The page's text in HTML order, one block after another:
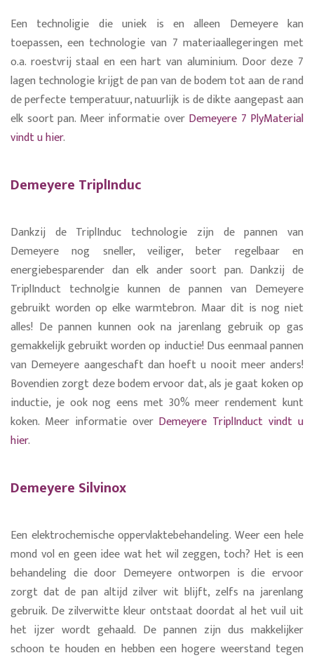
Een technoligie die uniek is en alleen Demeyere kan
toepassen, een technologie van 7 materiaallegeringen met
o.a. roestvrij staal en een hart van aluminium. Door deze 7
lagen technologie krijgt de pan van de bodem tot aan de rand
de perfecte temperatuur, natuurlijk is de dikte aangepast aan
elk soort pan. Meer informatie over Demeyere 7 PlyMaterial
vindt u hier.
Demeyere TriplInduc
Dankzij de TriplInduc technologie zijn de pannen van
Demeyere nog sneller, veiliger, beter regelbaar en
energiebesparender dan elk ander soort pan. Dankzij de
TriplInduct technolgie kunnen de pannen van Demeyere
gebruikt worden op elke warmtebron. Maar dit is nog niet
alles! De pannen kunnen ook na jarenlang gebruik op gas
gemakkelijk gebruikt worden op inductie! Dus eenmaal pannen
van Demeyere aangeschaft dan hoeft u nooit meer anders!
Bovendien zorgt deze bodem ervoor dat, als je gaat koken op
inductie, je ook nog eens met 30% meer rendement kunt
koken. Meer informatie over Demeyere TriplInduct vindt u
hier.
Demeyere Silvinox
Een elektrochemische oppervlaktebehandeling. Weer een hele
mond vol en geen idee wat het wil zeggen, toch? Het is een
behandeling die door Demeyere ontworpen is die ervoor
zorgt dat de pan altijd zilver wit blijft, zelfs na jarenlang
gebruik. De zilverwitte kleur ontstaat doordat al het vuil uit
het ijzer wordt gehaald. De pannen zijn dus makkelijker
schoon te houden en hebben een hogere weerstand tegen